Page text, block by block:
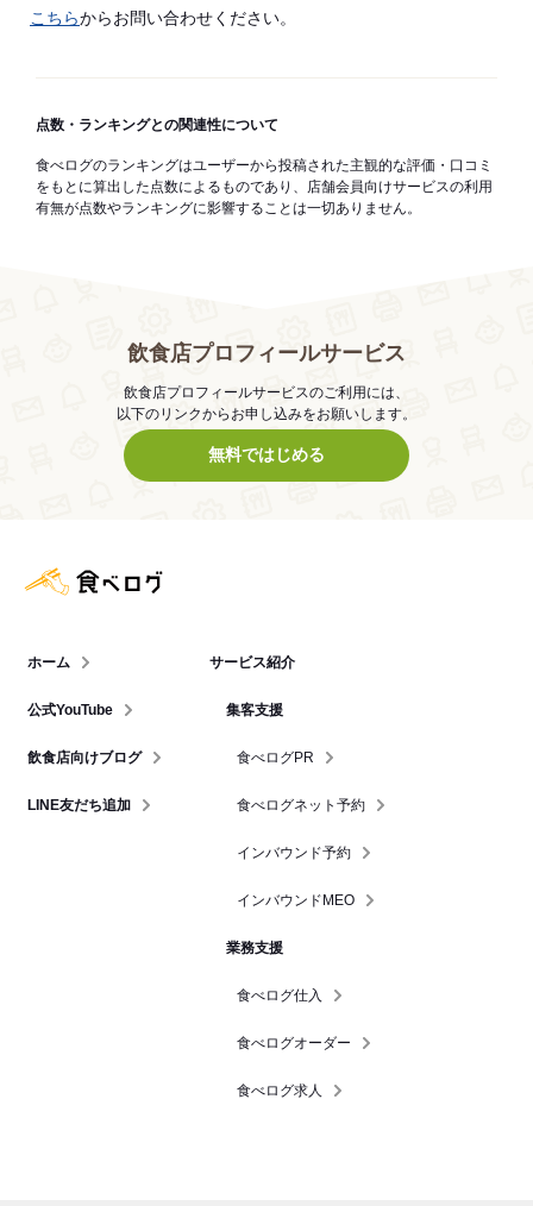
こちらからお問い合わせください。
点数・ランキングとの関連性について
食べログのランキングはユーザーから投稿された主観的な評価・口コミ
をもとに算出した点数によるものであり、店舗会員向けサービスの利用
有無が点数やランキングに影響することは一切ありません。
飲食店プロフィールサービス
飲食店プロフィールサービスのご利用には、
以下のリンクからお申し込みをお願いします。
無料ではじめる
ホーム
公式YouTube
飲食店向けブログ
LINE友だち追加
サービス紹介
集客支援
食べログPR
食べログネット予約
インバウンド予約
インバウンドMEO
業務支援
食べログ仕入
食べログオーダー
食べログ求人